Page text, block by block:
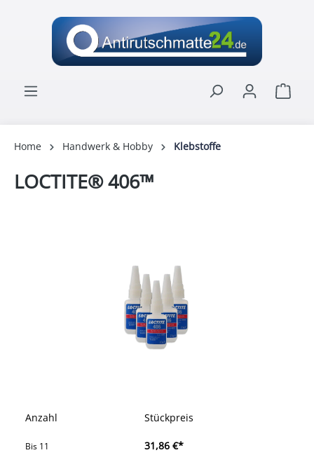
springen
Home Handwerk & Hobby Klebstoffe
LOCTITE® 406™
Anzahl Stückpreis
Bis 11 31,86 €*